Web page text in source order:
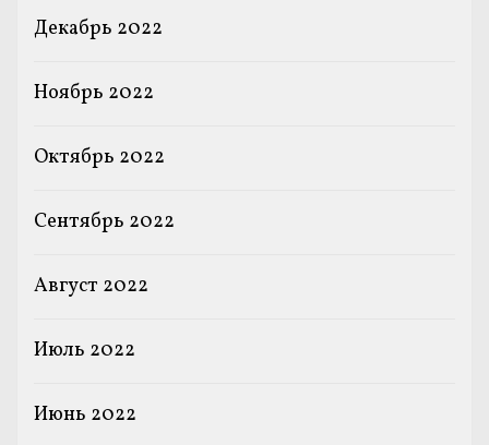
Декабрь 2022
Ноябрь 2022
Октябрь 2022
Сентябрь 2022
Август 2022
Июль 2022
Июнь 2022